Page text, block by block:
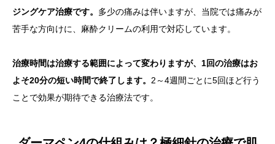
ジングケア治療です。 多少の痛みは伴いますが、当院では痛みが
苦手な方向けに、麻酔クリームの利用で対応しています。
治療時間は治療する範囲によって変わりますが、1回の治療はお
よそ20分の短い時間で終了します。 2～4週間ごとに5回ほど行う
ことで効果が期待できる治療法です。